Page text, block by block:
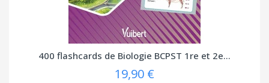
400 flashcards de Biologie BCPST 1re et 2e...
19,90 €